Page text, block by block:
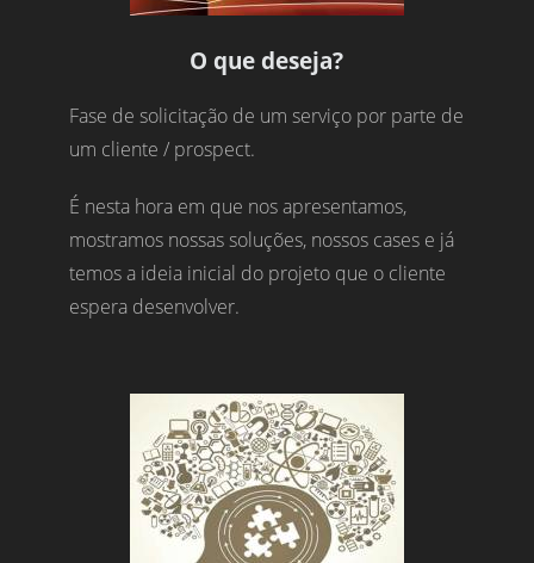
O que deseja?
Fase de solicitação de um serviço por parte de
um cliente / prospect.
É nesta hora em que nos apresentamos,
mostramos nossas soluções, nossos cases e já
temos a ideia inicial do projeto que o cliente
espera desenvolver.